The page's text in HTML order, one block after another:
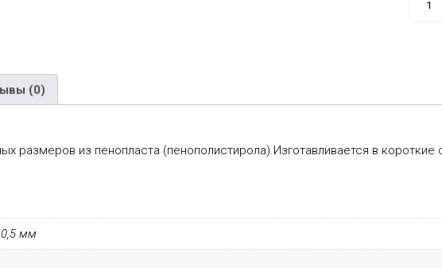
товара
(0)
размеров из пенопласта (пенополистирола).Изготавливается в
0,5 мм